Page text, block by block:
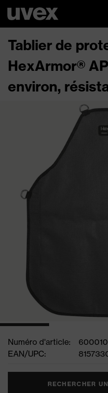
Tablier de
HexArmor®
environ,
coupures et à
Numéro d'article:
EAN/UPC:
RECHERCHER